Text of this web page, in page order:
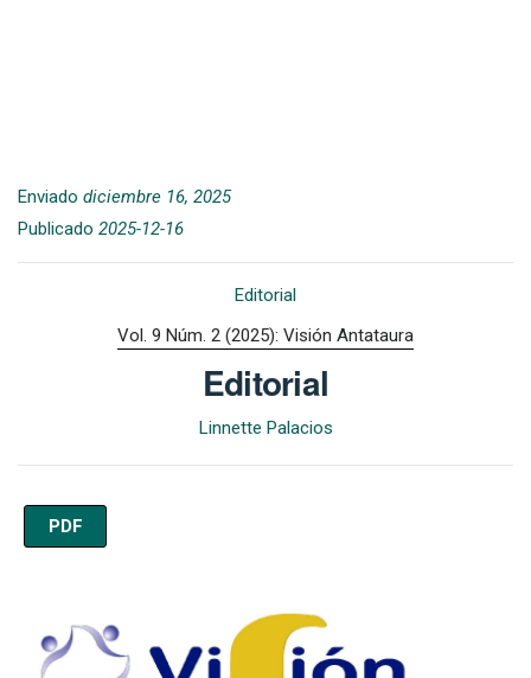
Enviado diciembre 16, 2025
Publicado 2025-12-16
Editorial
Vol. 9 Núm. 2 (2025): Visión Antataura
Editorial
Linnette Palacios
PDF
Imagen de portada